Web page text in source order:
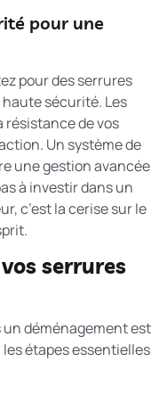
pour une
pour des serrures
sécurité. Les
de vos
Un système de
une gestion avancée
à investir dans un
c’est la cerise sur le
serrures
déménagement est
les étapes essentielles